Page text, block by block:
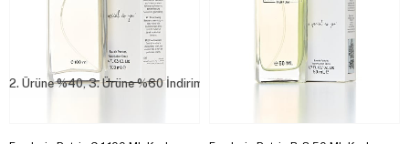
2. Ürüne %40, 3. Ürüne %60 İndirim